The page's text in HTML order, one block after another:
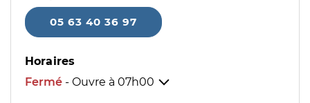
05 63 40 36 97
Horaires
Fermé - Ouvre à 07h00